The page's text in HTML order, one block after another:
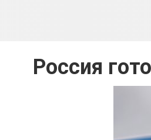
Россия